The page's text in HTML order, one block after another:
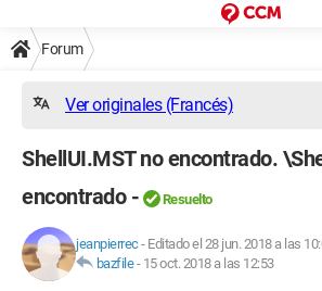
Forum
Ver originales (Francés)
ShellUI.MST no encontrado.
encontrado -
Resuelto
jeanpierrec- Editado el 28 jun. 2018 a las
bazfile- 15 oct. 2018 a las 12:53